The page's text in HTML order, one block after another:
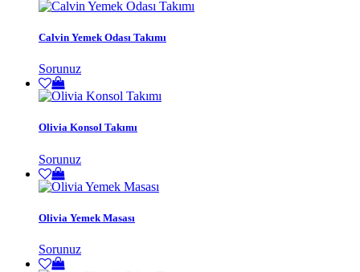
Calvin Yemek Odası Takımı
Sorunuz
Olivia Konsol Takımı
Sorunuz
Olivia Yemek Masası
Sorunuz